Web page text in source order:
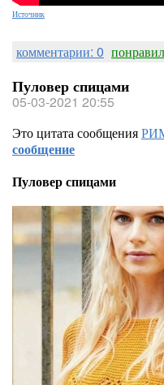
Источник
комментарии: 0
Пуловер спицами
05-03-2021 20:55
Это цитата сообщения
сообщение
Пуловер спицами